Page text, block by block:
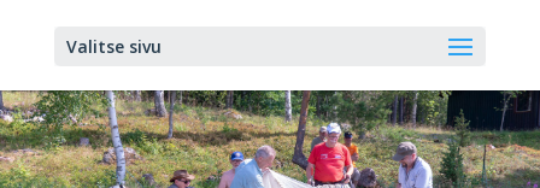
Valitse sivu